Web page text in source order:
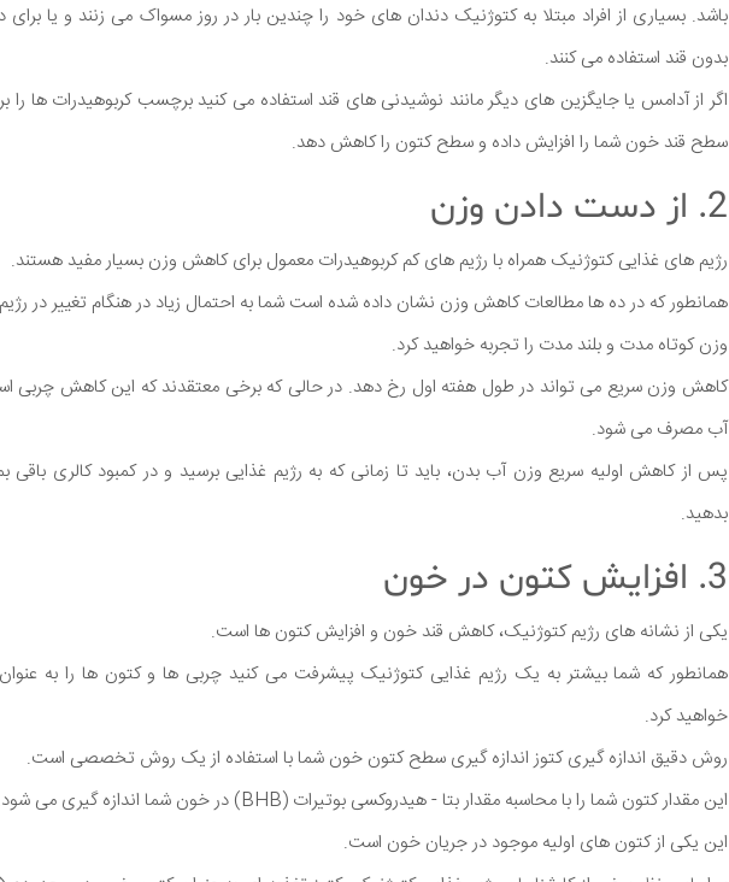
باشد. بسیاری از افراد مبتلا به کتوژنیک دندان های خود را چندین بار در روز مسواک می زنند و یا
بدون قند استفاده می کنند.
اگر از آدامس یا جایگزین های دیگر مانند نوشیدنی های قند استفاده می کنید برچسب کربوهیدرات ها
سطح قند خون شما را افزایش داده و سطح کتون را کاهش دهد.
2. از دست دادن وزن
رژیم های غذایی کتوژنیک همراه با رژیم های کم کربوهیدرات معمول برای کاهش وزن بسیار مفید هستند.
وزن کوتاه مدت و بلند مدت را تجربه خواهید کرد.
کاهش وزن سریع می تواند در طول هفته اول رخ دهد. در حالی که برخی معتقدند که این کاهش چربی
آب مصرف می شود.
پس از کاهش اولیه سریع وزن آب بدن، باید تا زمانی که به رژیم غذایی برسید و در کمبود کالری باقی
بدهید.
3. افزایش کتون در خون
یکی از نشانه های رژیم کتوژنیک، کاهش قند خون و افزایش کتون ها است.
همانطور که شما بیشتر به یک رژیم غذایی کتوژنیک پیشرفت می کنید چربی ها و کتون ها را به
خواهید کرد.
روش دقیق اندازه گیری کتوز اندازه گیری سطح کتون خون شما با استفاده از یک روش تخصصی است.
این مقدار کتون شما را با محاسبه مقدار بتا - هیدروکسی بوتیرات (BHB) در خون شما اندازه گیری می شود.
این یکی از کتون های اولیه موجود در جریان خون است.